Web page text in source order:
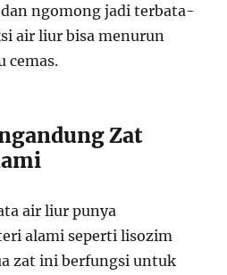
ngomong jadi terbata-
air liur bisa menurun
cemas.
Zat
air liur punya
alami seperti lisozim
zat ini berfungsi untuk